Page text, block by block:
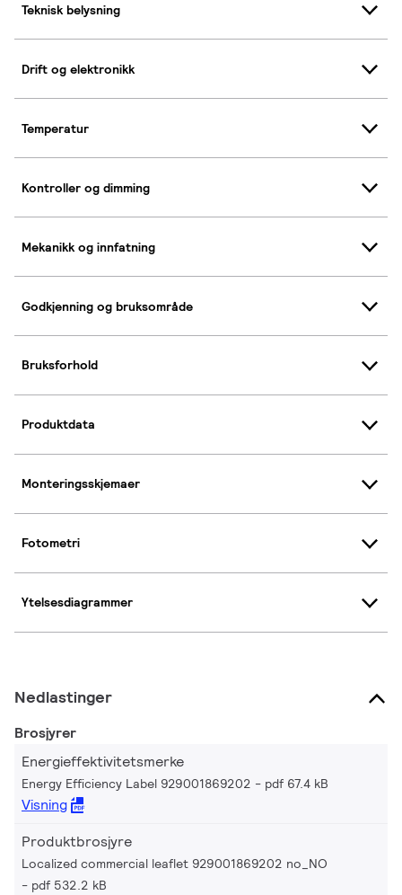
Teknisk belysning
Drift og elektronikk
Temperatur
Kontroller og dimming
Mekanikk og innfatning
Godkjenning og bruksområde
Bruksforhold
Produktdata
Monteringsskjemaer
Fotometri
Ytelsesdiagrammer
Nedlastinger
Brosjyrer
Energieffektivitetsmerke
Energy Efficiency Label 929001869202 pdf 67.4 kB
Visning
Produktbrosjyre
Localized commercial leaflet 929001869202 no_NO
pdf 532.2 kB